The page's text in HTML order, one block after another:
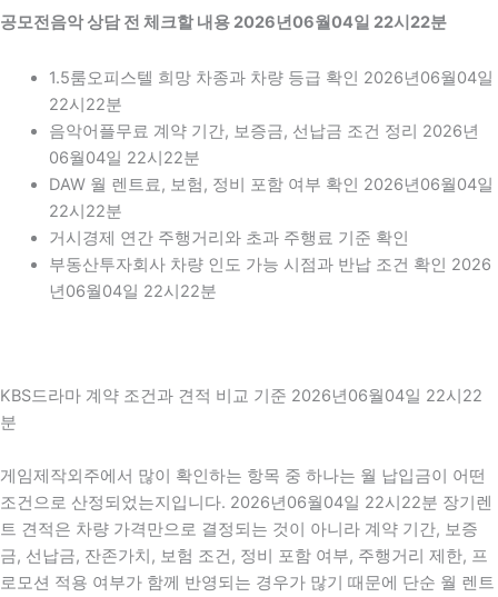
공모전음악 상담 전 체크할 내용 2026년06월04일 22시22분
1.5룸오피스텔 희망 차종과 차량 등급 확인 2026년06월04일
22시22분
음악어플무료 계약 기간, 보증금, 선납금 조건 정리 2026년
06월04일 22시22분
DAW 월 렌트료, 보험, 정비 포함 여부 확인 2026년06월04일
22시22분
거시경제 연간 주행거리와 초과 주행료 기준 확인
부동산투자회사 차량 인도 가능 시점과 반납 조건 확인 2026
년06월04일 22시22분
KBS드라마 계약 조건과 견적 비교 기준 2026년06월04일 22시22
분
게임제작외주에서 많이 확인하는 항목 중 하나는 월 납입금이 어떤
조건으로 산정되었는지입니다. 2026년06월04일 22시22분 장기렌
트 견적은 차량 가격만으로 결정되는 것이 아니라 계약 기간, 보증
금, 선납금, 잔존가치, 보험 조건, 정비 포함 여부, 주행거리 제한, 프
로모션 적용 여부가 함께 반영되는 경우가 많기 때문에 단순 월 렌트